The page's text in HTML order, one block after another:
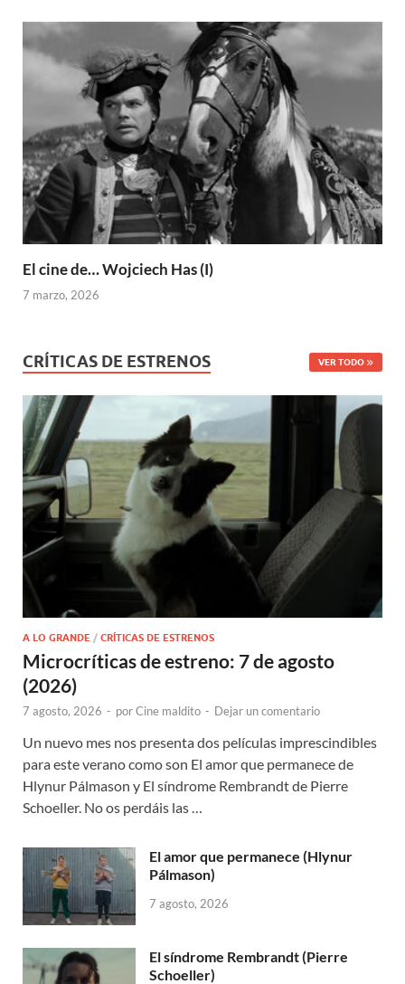
El cine de… Wojciech Has (I)
7 marzo, 2026
CRÍTICAS DE ESTRENOS VER TODO
A LO GRANDE / CRÍTICAS DE ESTRENOS
Microcríticas de estreno: 7 de agosto
(2026)
7 agosto, 2026 - porCine maldito - Dejar un comentario
Un nuevo mes nos presenta dos películas imprescindibles
para este verano como son El amor que permanece de
Hlynur Pálmason y El síndrome Rembrandt de Pierre
Schoeller. No os perdáis las …
El amor que permanece (Hlynur
Pálmason)
7 agosto, 2026
El síndrome Rembrandt (Pierre
Schoeller)